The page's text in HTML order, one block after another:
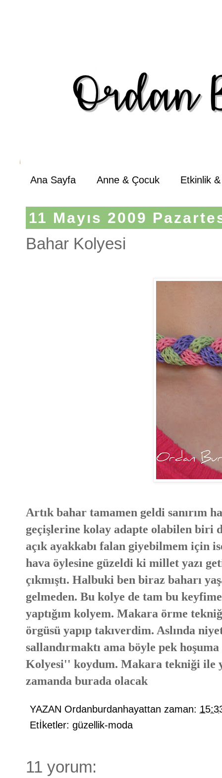
Ana Sayfa Anne & Çocuk Etkinlik
11 Mayıs 2009
Bahar Kolyesi
Artık bahar tamamen geldi sanırım
geçişlerine kolay adapte olabilen biri
açık ayakkabı falan giyebilmem için
hava öylesine güzeldi ki millet yazı
çıkmıştı. Halbuki ben biraz baharı
gelmeden. Bu kolye de tam bu
yaptığım kolyem. Makara örme
örgüsü yapıp takıverdim. Aslında
sallandırmaktı ama böyle pek
Kolyesi'' koydum. Makara tekniği ile
zamanda burada olacak
YAZAN Ordanburdanhayattan zaman:
Etİketler: güzellik-moda
11 yorum: